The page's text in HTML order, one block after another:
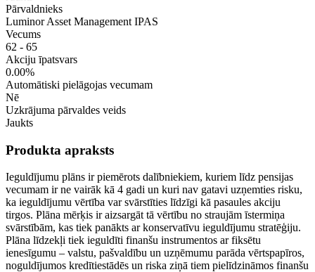
Pārvaldnieks
Luminor Asset Management IPAS
Vecums
62 - 65
Akciju īpatsvars
0.00%
Automātiski pielāgojas vecumam
Nē
Uzkrājuma pārvaldes veids
Jaukts
Produkta apraksts
Ieguldījumu plāns ir piemērots dalībniekiem, kuriem līdz pensijas
vecumam ir ne vairāk kā 4 gadi un kuri nav gatavi uzņemties risku,
ka ieguldījumu vērtība var svārstīties līdzīgi kā pasaules akciju
tirgos. Plāna mērķis ir aizsargāt tā vērtību no straujām īstermiņa
svārstībām, kas tiek panākts ar konservatīvu ieguldījumu stratēģiju.
Plāna līdzekļi tiek ieguldīti finanšu instrumentos ar fiksētu
ienesīgumu – valstu, pašvaldību un uzņēmumu parāda vērtspapīros,
noguldījumos kredītiestādēs un riska ziņā tiem pielīdzināmos finanšu